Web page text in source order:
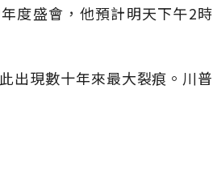
度盛會，他預計明天下午2時
出現數十年來最大裂痕。川普